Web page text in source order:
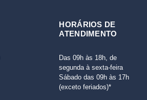
HORÁRIOS DE
ATENDIMENTO
Das 09h às 18h, de
segunda à sexta-feira
Sábado das 09h às 17h
(exceto feriados)*